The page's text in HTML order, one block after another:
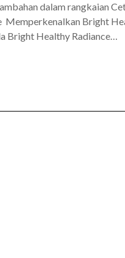
dalam rangkaian
Memperkenalkan Bright
Bright Healthy Radiance…